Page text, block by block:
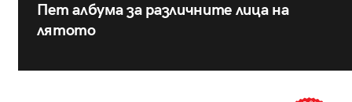
Пет албума за различните лица на
лятото